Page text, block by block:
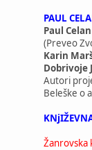
PAUL
Paul Celan
(Preveo
Karin
Dobrivoje
Autori
Beleške o
Žanrovska